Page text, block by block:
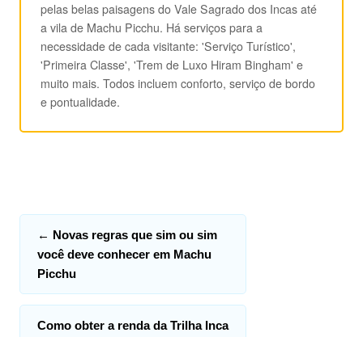
pelas belas paisagens do Vale Sagrado dos Incas até
a vila de Machu Picchu. Há serviços para a
necessidade de cada visitante: 'Serviço Turístico',
'Primeira Classe', 'Trem de Luxo Hiram Bingham' e
muito mais. Todos incluem conforto, serviço de bordo
e pontualidade.
← Novas regras que sim ou sim
você deve conhecer em Machu
Picchu
Como obter a renda da Trilha Inca